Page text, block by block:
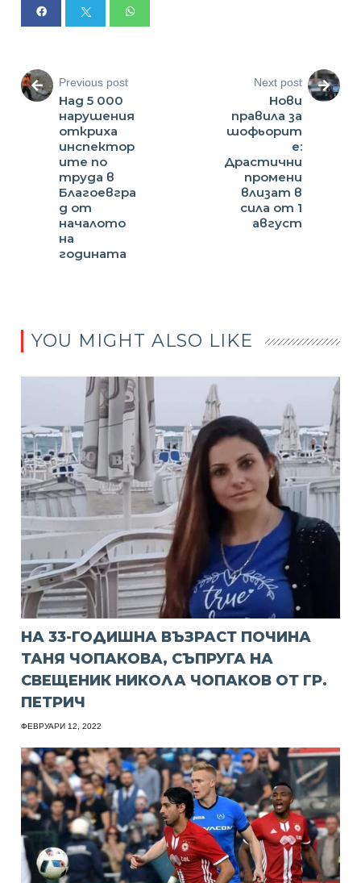
Previous post
Над 5 000
нарушения
откриха
инспектор
ите по
труда в
Благоевгра
д от
началото
на
годината
Next post
Нови
правила за
шофьорит
е:
Драстични
промени
влизат в
сила от 1
август
YOU MIGHT ALSO LIKE
НА 33-ГОДИШНА ВЪЗРАСТ ПОЧИНА
ТАНЯ ЧОПАКОВА, СЪПРУГА НА
СВЕЩЕНИК НИКОЛА ЧОПАКОВ ОТ ГР.
ПЕТРИЧ
ФЕВРУАРИ 12, 2022